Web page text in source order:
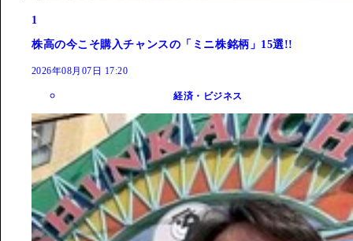
1
株高の今こそ購入チャンスの「ミニ株銘柄」15選!!
2026年08月07日 17:20
経済・ビジネス